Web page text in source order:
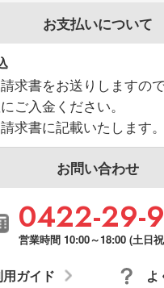
お支払いについて
求書をお送りしますの
ご入金ください。
求書に記載いたします。
お問い合わせ
0422-29-
営業時間 10:00～18:00 (土日
よ
用ガイド